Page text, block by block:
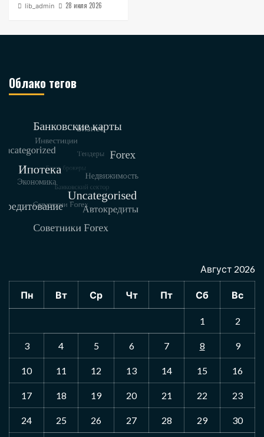
lib_admin 28 июля 2026
Облако тегов
Август 2026
Пн Вт Ср Чт Пт Сб Вс
1 2
3 4 5 6 7 8 9
10 11 12 13 14 15 16
17 18 19 20 21 22 23
24 25 26 27 28 29 30